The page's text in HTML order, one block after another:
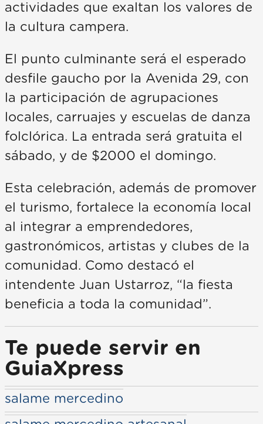
actividades que exaltan los valores de
la cultura campera.
El punto culminante será el esperado
desfile gaucho por la Avenida 29, con
la participación de agrupaciones
locales, carruajes y escuelas de danza
folclórica. La entrada será gratuita el
sábado, y de $2000 el domingo.
Esta celebración, además de promover
el turismo, fortalece la economía local
al integrar a emprendedores,
gastronómicos, artistas y clubes de la
comunidad. Como destacó el
intendente Juan Ustarroz, “la fiesta
beneficia a toda la comunidad”.
Te puede servir en
GuiaXpress
salame mercedino